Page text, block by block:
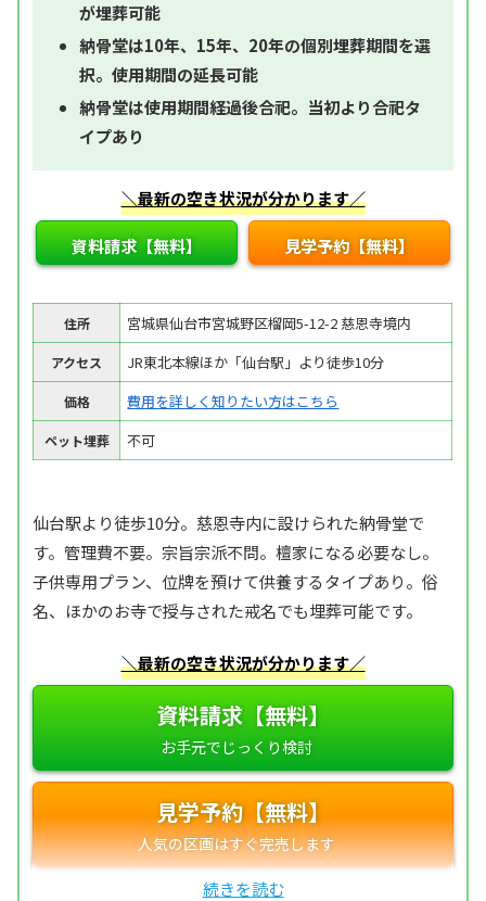
が埋葬可能
納骨堂は10年、15年、20年の個別埋葬期間を選
択。使用期間の延長可能
納骨堂は使用期間経過後合祀。当初より合祀タ
イプあり
＼最新の空き状況が分かります／
資料請求【無料】 見学予約【無料】
住所 宮城県仙台市宮城野区榴岡5-12-2 慈恩寺境内
アクセス JR東北本線ほか「仙台駅」より徒歩10分
価格 費用を詳しく知りたい方はこちら
ペット埋葬 不可
仙台駅より徒歩10分。慈恩寺内に設けられた納骨堂で
す。管理費不要。宗旨宗派不問。檀家になる必要なし。
子供専用プラン、位牌を預けて供養するタイプあり。俗
名、ほかのお寺で授与された戒名でも埋葬可能です。
＼最新の空き状況が分かります／
資料請求【無料】
見学予約【無料】